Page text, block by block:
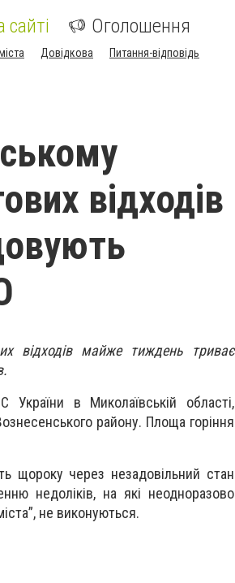
Оголошення
Довідкова Питання-відповідь
відходів
відходів майже тиждень триває
в Миколаївській області,
району. Площа горіння
щороку через незадовільний стан
недоліків, на які неодноразово
не виконуються.